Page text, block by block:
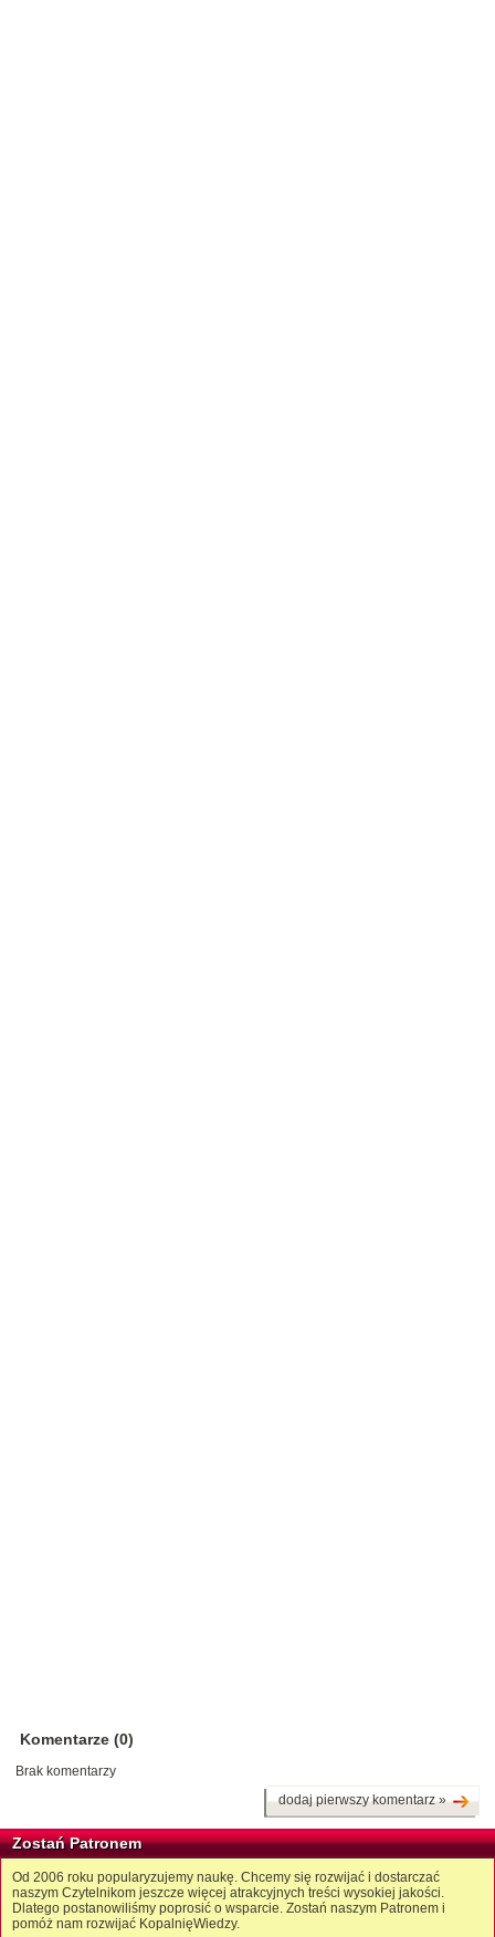
Komentarze (0)
Brak komentarzy
dodaj pierwszy komentarz »
Zostań Patronem
Od 2006 roku popularyzujemy naukę. Chcemy się rozwijać i dostarczać
naszym Czytelnikom jeszcze więcej atrakcyjnych treści wysokiej jakości.
Dlatego postanowiliśmy poprosić o wsparcie. Zostań naszym Patronem i
pomóż nam rozwijać KopalnięWiedzy.